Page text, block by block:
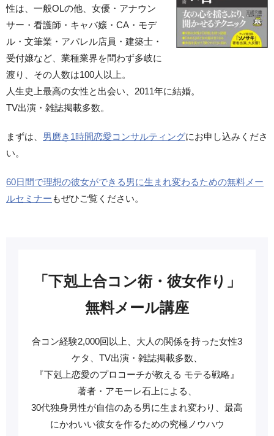
性は、一般OLの他、女優・アナウン
サー・看護師・キャバ嬢・CA・モデ
ル・文筆業・アパレル店員・建築士・
受付嬢など、業種業界を問わず多岐に
渡り、その人数は100人以上。
人生史上最高の女性と出会い、2011年に結婚。
TV出演・雑誌掲載多数。
まずは、 男磨き1時間恋愛コンサルティングにお申し込みくださ
い。
60日間で理想の彼女ができる男に生まれ変わるための無料メー
ルセミナー もぜひご覧ください。
「下剋上合コン術・彼女作り」
無料メール講座
合コン経験2,000回以上、大人の関係を持った女性3
ケタ、TV出演・雑誌掲載多数、
『下剋上恋愛のプロコーチが教える モテる戦略』
著者・アモーレ石上による、
30代独身男性が自信のある男に生まれ変わり、最高
にかわいい彼女を作るための究極ノウハウ